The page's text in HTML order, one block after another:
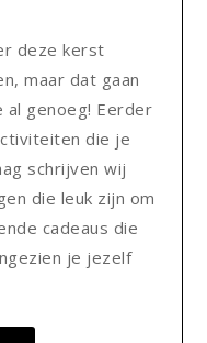
deze kerst
maar dat gaan
genoeg! Eerder
die je
schrijven wij
die leuk zijn om
cadeaus die
je jezelf